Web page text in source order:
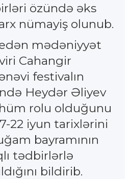
özündə əks
nümayiş olunub.
edən mədəniyyət
Cahangir
festivalın
Heydər Əliyev
rolu olduğunu
22 iyun tarixlərini
bayramının
tədbirlərlə
bildirib.